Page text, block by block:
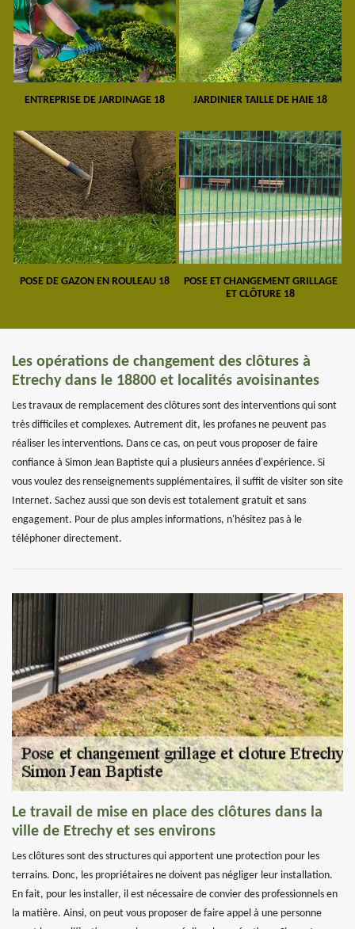
ENTREPRISE DE JARDINAGE 18 JARDINIER TAILLE DE HAIE 18
POSE DE GAZON EN ROULEAU 18
POSE ET CHANGEMENT GRILLAGE
ET CLÔTURE 18
Les opérations de changement des clôtures à
Etrechy dans le 18800 et localités avoisinantes
Les travaux de remplacement des clôtures sont des interventions qui sont
très difficiles et complexes. Autrement dit, les profanes ne peuvent pas
réaliser les interventions. Dans ce cas, on peut vous proposer de faire
confiance à Simon Jean Baptiste qui a plusieurs années d'expérience. Si
vous voulez des renseignements supplémentaires, il suffit de visiter son site
Internet. Sachez aussi que son devis est totalement gratuit et sans
engagement. Pour de plus amples informations, n'hésitez pas à le
téléphoner directement.
Le travail de mise en place des clôtures dans la
ville de Etrechy et ses environs
Les clôtures sont des structures qui apportent une protection pour les
terrains. Donc, les propriétaires ne doivent pas négliger leur installation.
En fait, pour les installer, il est nécessaire de convier des professionnels en
la matière. Ainsi, on peut vous proposer de faire appel à une personne